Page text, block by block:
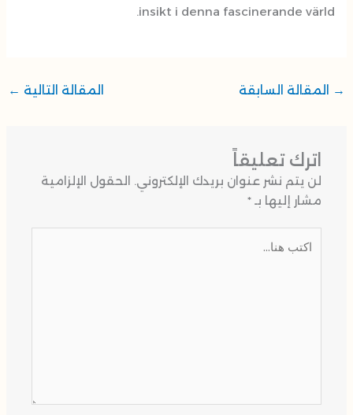
insikt i denna
بريدك الإلكتروني. الحقول الإلزامية